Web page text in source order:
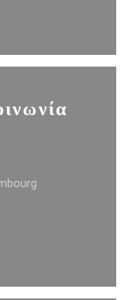
σε νέο
((ανοίγει σε